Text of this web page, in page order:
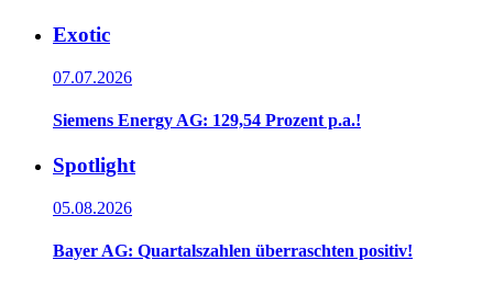
Exotic
07.07.2026
Siemens Energy AG: 129,54 Prozent p.a.!
Spotlight
05.08.2026
Bayer AG: Quartalszahlen überraschten positiv!